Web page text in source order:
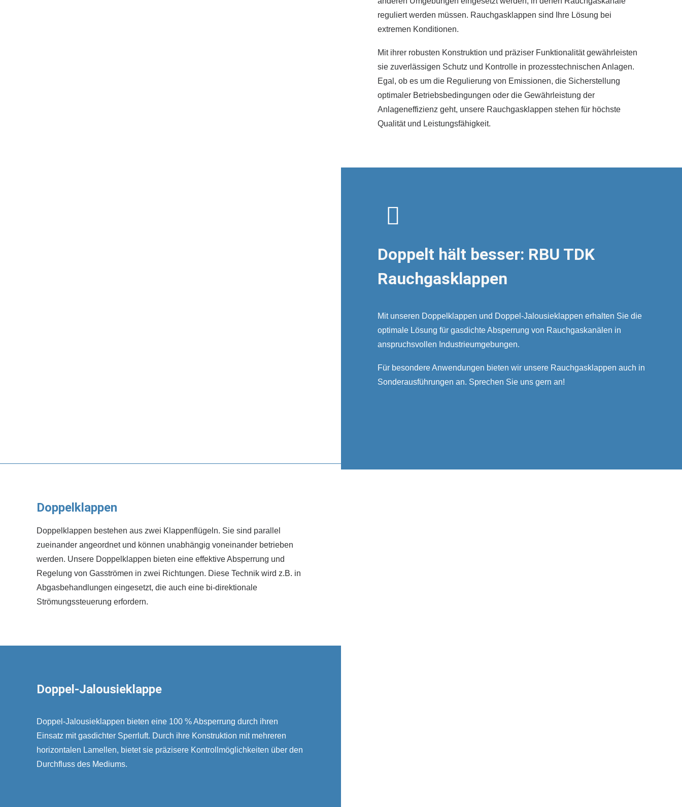
reguliert werden müssen. Rauchgasklappen sind Ihre Lösung bei
extremen Konditionen.
Mit ihrer robusten Konstruktion und präziser Funktionalität gewährleisten
sie zuverlässigen Schutz und Kontrolle in prozesstechnischen Anlagen.
Egal, ob es um die Regulierung von Emissionen, die Sicherstellung
optimaler Betriebsbedingungen oder die Gewährleistung der
Anlageneffizienz geht, unsere Rauchgasklappen stehen für höchste
Qualität und Leistungsfähigkeit.
Doppelt hält besser: RBU TDK
Rauchgasklappen
Mit unseren Doppelklappen und Doppel-Jalousieklappen erhalten Sie die
optimale Lösung für gasdichte Absperrung von Rauchgaskanälen in
anspruchsvollen Industrieumgebungen.
Für besondere Anwendungen bieten wir unsere Rauchgasklappen auch in
Sonderausführungen an. Sprechen Sie uns gern an!
Doppelklappen
Doppelklappen bestehen aus zwei Klappenflügeln. Sie sind parallel
zueinander angeordnet und können unabhängig voneinander betrieben
werden. Unsere Doppelklappen bieten eine effektive Absperrung und
Regelung von Gasströmen in zwei Richtungen. Diese Technik wird z.B. in
Abgasbehandlungen eingesetzt, die auch eine bi-direktionale
Strömungssteuerung erfordern.
Doppel-Jalousieklappe
Doppel-Jalousieklappen bieten eine 100 % Absperrung durch ihren
Einsatz mit gasdichter Sperrluft. Durch ihre Konstruktion mit mehreren
horizontalen Lamellen, bietet sie präzisere Kontrollmöglichkeiten über den
Durchfluss des Mediums.